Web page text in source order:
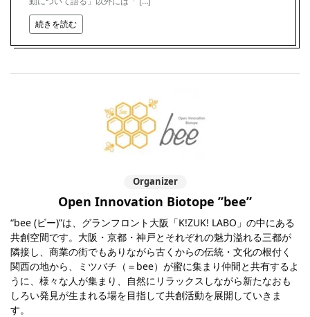
続きを読む
Organizer
Open Innovation Biotope ”bee”
“bee (ビー)”は、グランフロント大阪「K!ZUK! LABO」の中にある
共創空間です。大阪・京都・神戸とそれぞれの魅力溢れる三都が
隣接し、商業の街でもありながら古くからの伝統・文化の根付く
関西の地から、ミツバチ（＝bee）が蜜に集まり仲間と共有するよ
うに、様々な人が集まり、自然にリラックスしながら新たなおも
しろい発見が生まれる場を目指して共創活動を展開していきま
す。